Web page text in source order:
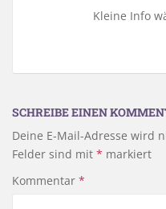
Kleine Info
SCHREIBE EINEN
Deine E-Mail-Adresse wird
Felder sind mit * markiert
Kommentar *